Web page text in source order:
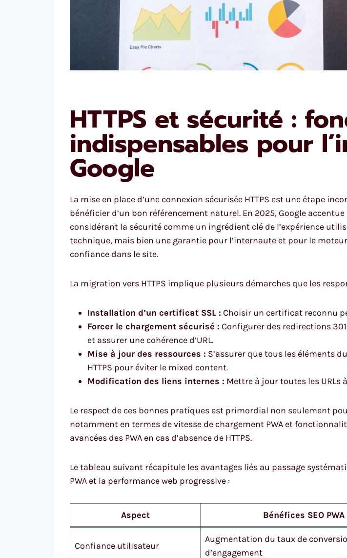
HTTPS et sécurité :
indispensables pour
Google
La mise en place d’une connexion sécurisée HTTPS est une étape
bénéficier d’un bon référencement naturel. En 2025, Google
considérant la sécurité comme un ingrédient clé de l’expérience
technique, mais bien une garantie pour l’internaute et pour le
confiance dans le site.
La migration vers HTTPS implique plusieurs démarches que les
Installation d’un certificat SSL : Choisir un certificat reconnu
Forcer le chargement sécurisé : Configurer des redirections
et assurer une cohérence d’URL.
Mise à jour des ressources : S’assurer que tous les éléments
HTTPS pour éviter le mixed content.
Modification des liens internes : Mettre à jour toutes les URLs
Le respect de ces bonnes pratiques est primordial non seulement
notamment en termes de vitesse de chargement PWA et
avancées des PWA en cas d’absence de HTTPS.
Le tableau suivant récapitule les avantages liés au passage
PWA et la performance web progressive :
Aspect Bénéfices SEO PWA
Confiance utilisateur
Augmentation du taux de
d’engagement